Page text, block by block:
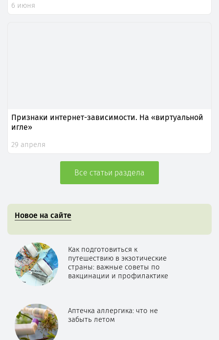
6 июня
Признаки интернет-зависимости. На «виртуальной
игле»
29 апреля
Все статьи раздела
Новое на сайте
Как подготовиться к
путешествию в экзотические
страны: важные советы по
вакцинации и профилактике
Аптечка аллергика: что не
забыть летом